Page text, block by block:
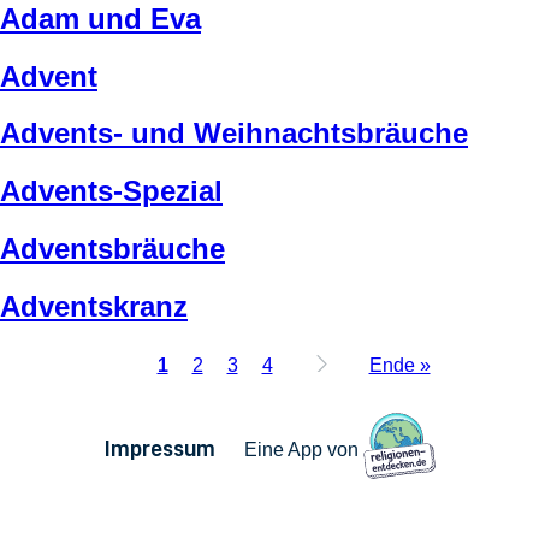
Adam und Eva
Advent
Advents- und Weihnachtsbräuche
Advents-Spezial
Adventsbräuche
Adventskranz
Aktuelle
Seite
1 Page
2 Page
3 Page
4
Letzte
Seite
Ende »
Impressum Eine App von